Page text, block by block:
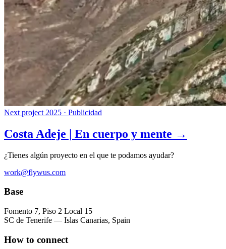
Next project 2025 · Publicidad
Costa Adeje | En cuerpo y mente →
¿Tienes algún proyecto en el que te podamos ayudar?
work@flywus.com
Base
Fomento 7, Piso 2 Local 15
SC de Tenerife — Islas Canarias, Spain
How to connect